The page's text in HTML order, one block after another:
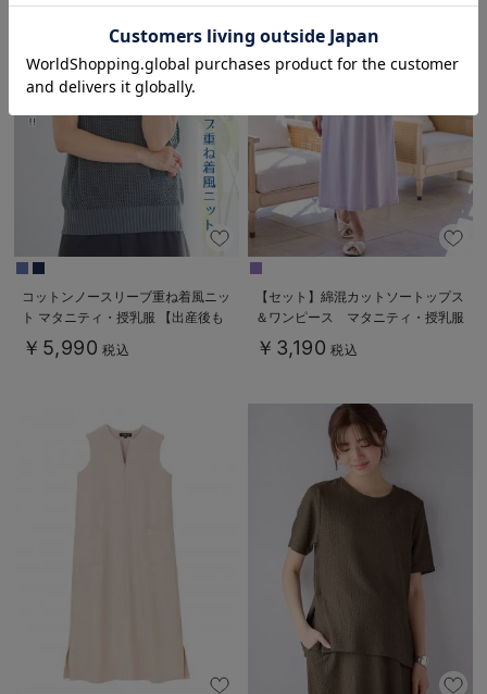
コットンノースリーブ重ね着風ニッ
ト マタニティ・授乳服 【出産後も
長く使える】
￥5,990 税込
【セット】綿混カットソートップス
＆ワンピース マタニティ・授乳服
【出産後も長く使える】fairy（フェ
アリー）
￥3,190 税込
お気に入り商品を確認する